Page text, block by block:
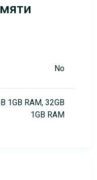
No
1GB RAM, 32GB
1GB RAM